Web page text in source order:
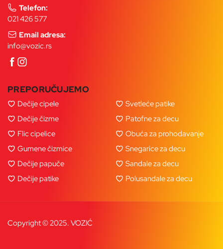
Telefon:
021 426 577
Email adresa:
info@vozic.rs
PREPORUČUJEMO
Dečije cipele
Dečije čizme
Flic cipelice
Gumene čizmice
Dečije papuče
Dečije patike
Svetleće patike
Patofne za decu
Obuća za prohodavanje
Snegarice za decu
Sandale za decu
Polusandale za decu
Copyright © 2025. VOZIĆ